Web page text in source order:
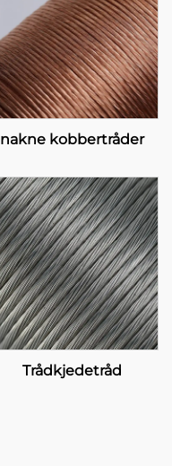
nakne kobbertråder
Trådkjedetråd